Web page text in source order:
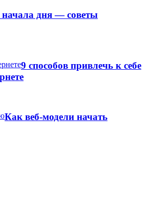
начала дня — советы
9 способов привлечь к себе
Как веб-модели начать